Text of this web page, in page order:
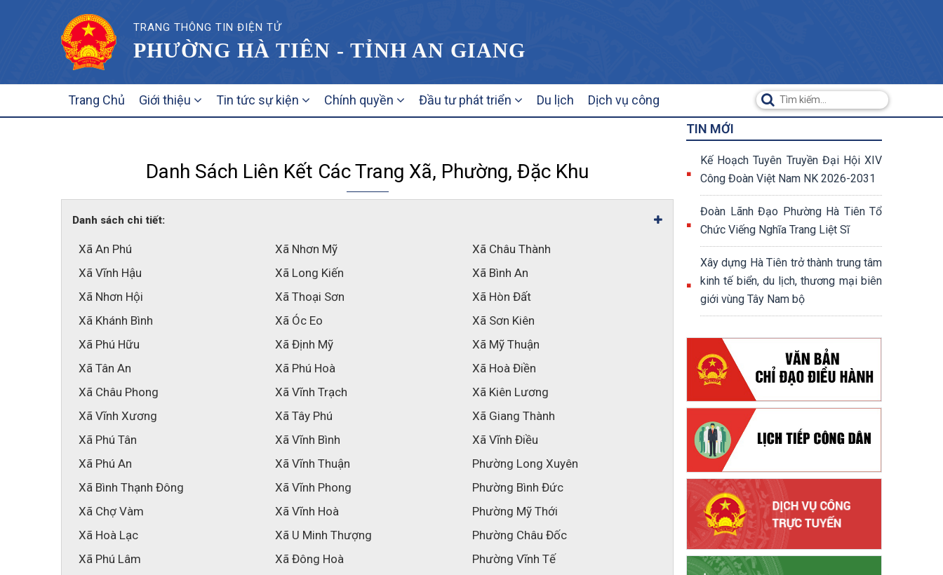
TRANG THÔNG TIN ĐIỆN TỬ
PHƯỜNG HÀ TIÊN - TỈNH AN GIANG
NAVIGATION
Trang Chủ Giới thiệu Tin tức sự kiện Chính quyền Đầu tư phát triển Du lịch Dịch vụ công
Danh Sách Liên Kết Các Trang Xã, Phường, Đặc Khu
Danh sách chi tiết:
Xã An Phú
Xã Vĩnh Hậu
Xã Nhơn Hội
Xã Khánh Bình
Xã Phú Hữu
Xã Tân An
Xã Châu Phong
Xã Vĩnh Xương
Xã Phú Tân
Xã Phú An
Xã Bình Thạnh Đông
Xã Chợ Vàm
Xã Hoà Lạc
Xã Phú Lâm
Xã Nhơn Mỹ
Xã Long Kiến
Xã Thoại Sơn
Xã Óc Eo
Xã Định Mỹ
Xã Phú Hoà
Xã Vĩnh Trạch
Xã Tây Phú
Xã Vĩnh Bình
Xã Vĩnh Thuận
Xã Vĩnh Phong
Xã Vĩnh Hoà
Xã U Minh Thượng
Xã Đông Hoà
Xã Châu Thành
Xã Bình An
Xã Hòn Đất
Xã Sơn Kiên
Xã Mỹ Thuận
Xã Hoà Điền
Xã Kiên Lương
Xã Giang Thành
Xã Vĩnh Điều
Phường Long Xuyên
Phường Bình Đức
Phường Mỹ Thới
Phường Châu Đốc
Phường Vĩnh Tế
TIN MỚI
Kế Hoạch Tuyên Truyền Đại Hội XIV
Công Đoàn Việt Nam NK 2026-2031
Đoàn Lãnh Đạo Phường Hà Tiên Tổ
Chức Viếng Nghĩa Trang Liệt Sĩ
Xây dựng Hà Tiên trở thành trung tâm
kinh tế biển, du lịch, thương mại biên
giới vùng Tây Nam bộ